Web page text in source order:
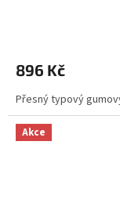
896 Kč
Přesný typový
Akce